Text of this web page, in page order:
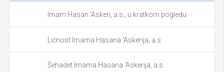
Imam Hasan ‘Askeri, a.s., u kratkom pogledu
Ličnost Imama Hasana ‘Askerija, a.s.
Šehadet Imama Hasana ‘Askerija, a.s.